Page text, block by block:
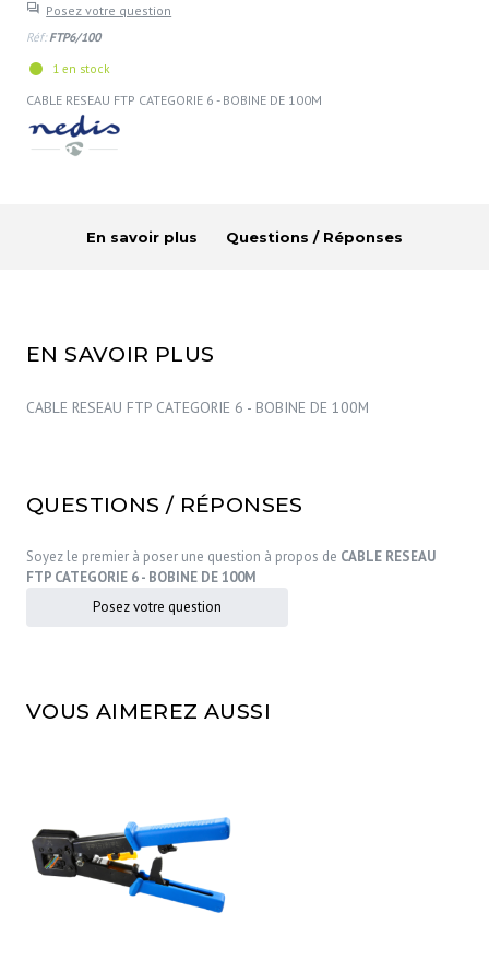
Posez votre question
Réf: FTP6/100
1 en stock
CABLE RESEAU FTP CATEGORIE 6 - BOBINE DE 100M
En savoir plus Questions / Réponses
EN SAVOIR PLUS
CABLE RESEAU FTP CATEGORIE 6 - BOBINE DE 100M
QUESTIONS / RÉPONSES
Soyez le premier à poser une question à propos de CABLE RESEAU
FTP CATEGORIE 6 - BOBINE DE 100M
Posez votre question
VOUS AIMEREZ AUSSI